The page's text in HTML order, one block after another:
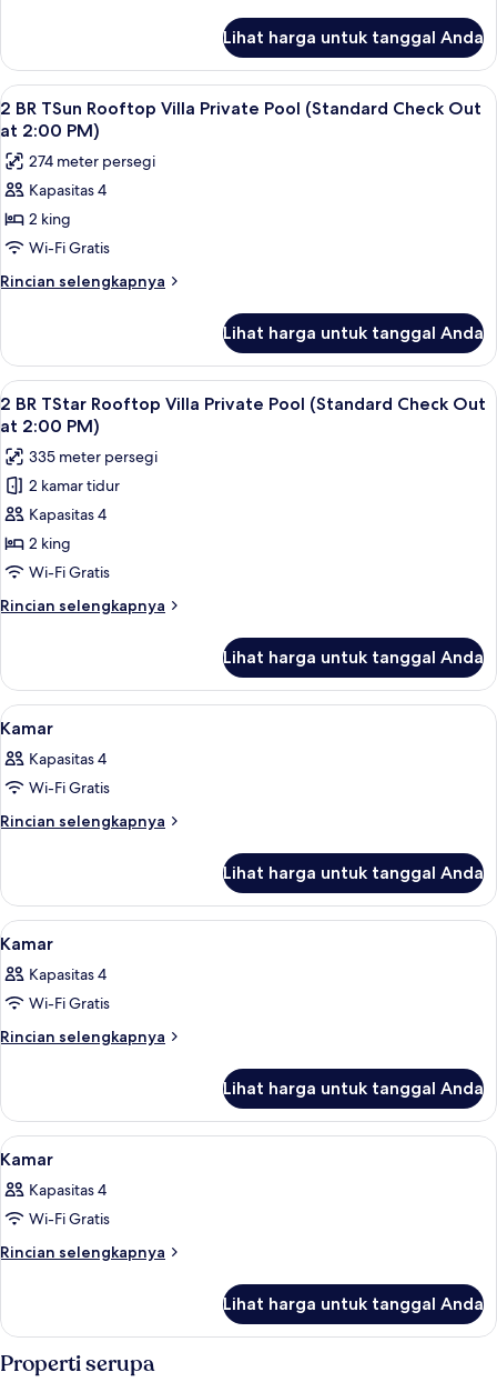
Pool
(Standard
Check
Out
at
2:00
PM)
2
BR
TShore
Rooftop
Private
Pool
(Standard
Check
Out
2:00
Lihat harga untuk tanggal Anda
Lihat
semua
foto
untuk
2
BR
TSun
Rooftop
Pool
(Standard
Check
Out
at
2:00
PM)
2 BR TSun Rooftop Villa Private
5
2 BR TSun Rooftop Villa Private Pool (Standard Check Out
at 2:00 PM)
274 meter persegi
Kapasitas 4
2 king
Wi-Fi Gratis
Rincian selengkapnya
Rincian
2
BR
TSun
Rooftop
Private
Pool
(Standard
Check
Out
2:00
PM)
Lihat harga untuk tanggal Anda
Lihat
semua
foto
untuk
2
BR
TStar
Rooftop
Villa
Private
(Standard
Check
Out
at
2:00
PM)
2 BR TStar Rooftop Villa Private
5
2 BR TStar Rooftop Villa Private Pool (Standard Check Out
at 2:00 PM)
335 meter persegi
2 kamar tidur
Kapasitas 4
2 king
Wi-Fi Gratis
Rincian selengkapnya
Rincian
2
BR
TStar
Villa
Private
(Standard
2:00
PM)
Lihat harga untuk tanggal Anda
Lihat
semua
foto
untuk
Kamar
Minibar gratis, brankas, meja kerja,
13
Kamar
Kapasitas 4
Wi-Fi Gratis
Rincian selengkapnya
Rincian
Kamar
Lihat harga untuk tanggal Anda
Lihat
semua
foto
untuk
Kamar
Minibar gratis, brankas, meja kerja,
27
Kamar
Kapasitas 4
Wi-Fi Gratis
Rincian selengkapnya
Rincian
Kamar
Lihat harga untuk tanggal Anda
Lihat
semua
foto
untuk
Kamar
Minibar gratis, brankas, meja kerja,
9
Kamar
Kapasitas 4
Wi-Fi Gratis
Rincian selengkapnya
Rincian
Kamar
Lihat harga untuk tanggal Anda
Properti serupa